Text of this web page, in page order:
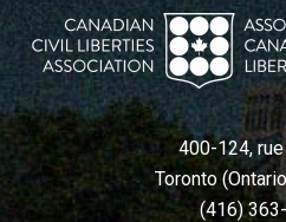
400-124,
Toronto
(416)